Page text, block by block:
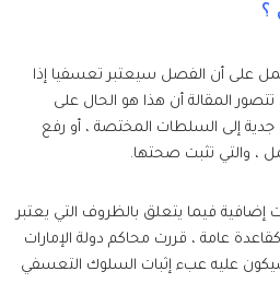
؟
قانون العمل على أن الفصل سيعتبر تعسفيا إذا
المقالة أن هذا هو الحال على
إلى السلطات المختصة ، أو رفع
والتي تثبت صحتها.
إضافية فيما يتعلق بالظروف التي يعتبر
عامة ، قررت محاكم دولة الإمارات
عليه عبء إثبات السلوك التعسفي